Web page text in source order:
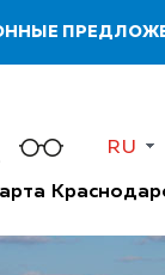
RU